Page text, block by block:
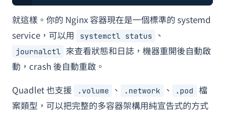
就這樣。你的 Nginx 容器現在是一個標準的 systemd
service，可以用
systemctl status 、
journalctl 來查看狀態和日誌，機器重開後自動啟
動，crash 後自動重啟。
Quadlet 也支援
.volume 、 .network 、 .pod
檔
案類型，可以把完整的多容器架構用純宣告式的方式